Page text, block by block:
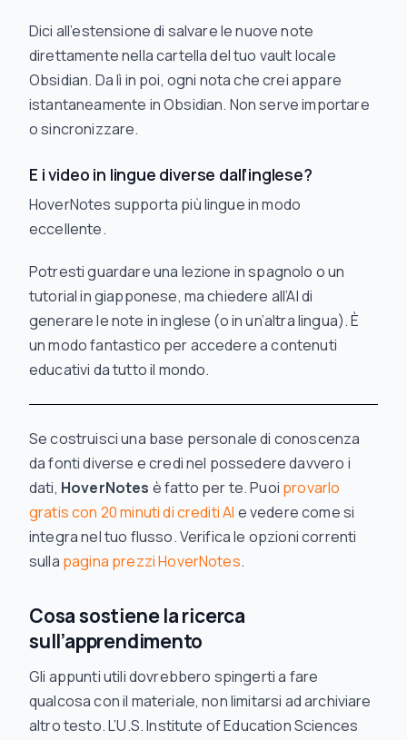
Dici all’estensione di salvare le nuove note
direttamente nella cartella del tuo vault locale
Obsidian. Da lì in poi, ogni nota che crei appare
istantaneamente in Obsidian. Non serve importare
o sincronizzare.
E i video in lingue diverse dall’inglese?
HoverNotes supporta più lingue in modo
eccellente.
Potresti guardare una lezione in spagnolo o un
tutorial in giapponese, ma chiedere all’AI di
generare le note in inglese (o in un’altra lingua). È
un modo fantastico per accedere a contenuti
educativi da tutto il mondo.
Se costruisci una base personale di conoscenza
da fonti diverse e credi nel possedere davvero i
dati, HoverNotes è fatto per te. Puoi provarlo
gratis con 20 minuti di crediti AI e vedere come si
integra nel tuo flusso. Verifica le opzioni correnti
sulla pagina prezzi HoverNotes.
Cosa sostiene la ricerca
sull’apprendimento
Gli appunti utili dovrebbero spingerti a fare
qualcosa con il materiale, non limitarsi ad archiviare
altro testo. L’U.S. Institute of Education Sciences